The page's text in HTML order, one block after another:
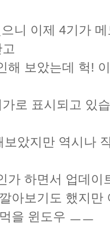
니 이제 4기가
해 보았는데 헉!
로 표시되고 있
보았지만 역시나
가 하면서 업데
아보기도 했지
을 윈도우 ㅡㅡ